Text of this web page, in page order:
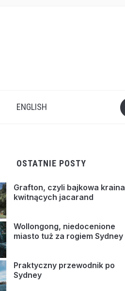
ENGLISH
OSTATNIE POSTY
Grafton, czyli bajkowa kraina
kwitnących jacarand
Wollongong, niedocenione
miasto tuż za rogiem Sydney
Praktyczny przewodnik po
Sydney